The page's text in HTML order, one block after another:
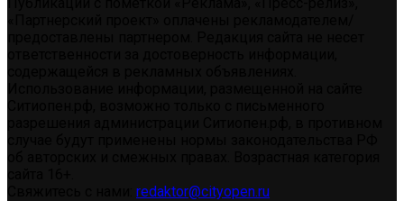
redaktor@cityopen.ru